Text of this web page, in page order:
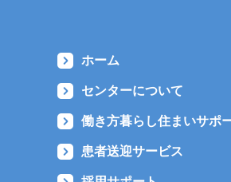
ホーム
センターについて
働き方暮らし住まいサポ
患者送迎サービス